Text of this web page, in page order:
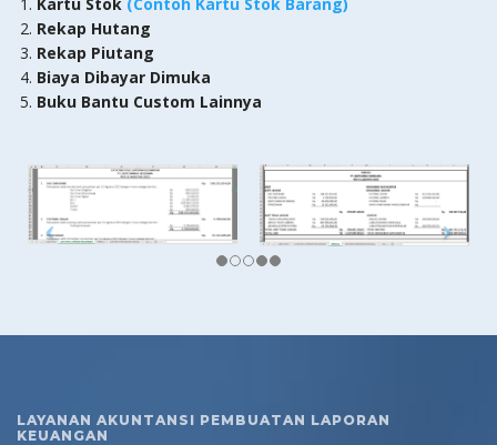
Rekap Hutang
Rekap Piutang
Biaya Dibayar Dimuka
Buku Bantu Custom Lainnya
LAYANAN AKUNTANSI PEMBUATAN LAPORAN
KEUANGAN